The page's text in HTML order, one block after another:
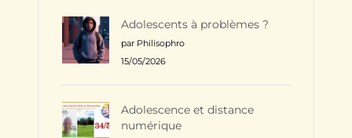
Adolescents à problèmes ?
par Philisophro
15/05/2026
Adolescence et distance
numérique